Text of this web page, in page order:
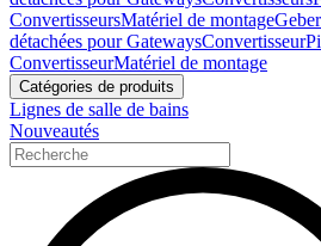
ConvertisseursMatériel de montage
détachées pour GatewaysConvertisseur
ConvertisseurMatériel de montage
Catégories de produits
Lignes de salle de bains
Nouveautés